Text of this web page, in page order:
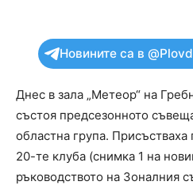
Новините са в
Днес в зала „Метеор“ на
състоя предсезонното
областна група. Присъстваха
20-те клуба (снимка 1 на
ръководството на Зоналния